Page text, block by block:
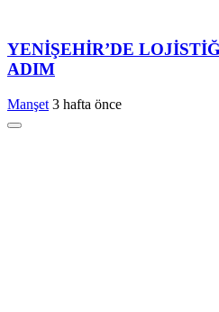
YENİŞEHİR’DE
ADIM
Manşet 3 hafta önce